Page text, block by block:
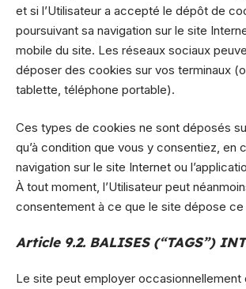
et si l’Utilisateur a accepté le dépôt de
poursuivant sa navigation sur le site
mobile du site. Les réseaux sociaux
déposer des cookies sur vos terminaux
tablette, téléphone portable).
Ces types de cookies ne sont déposés
qu’à condition que vous y consentiez, en
navigation sur le site Internet ou
À tout moment, l’Utilisateur peut
consentement à ce que le site dépose
Article 9.2. BALISES (“TAGS”)
Le site peut employer occasionnellement